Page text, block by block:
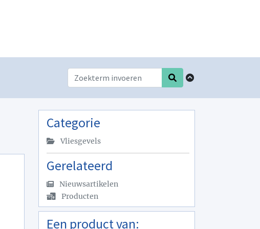
Categorie
Vliesgevels
Gerelateerd
Nieuwsartikelen
Producten
Een product van: